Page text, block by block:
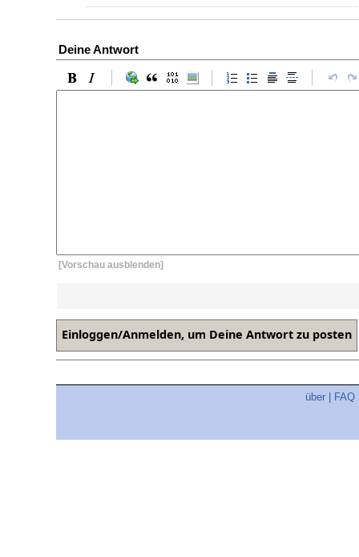
Deine Antwort
[Vorschau ausblenden]
über FAQ